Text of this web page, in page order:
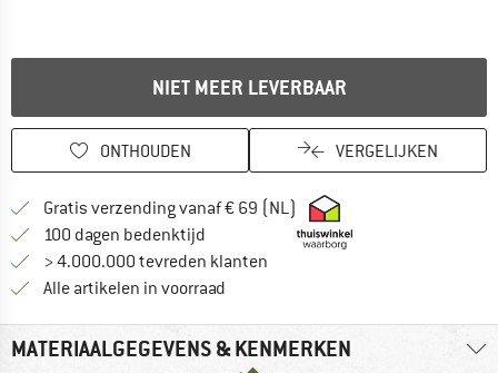
NIET MEER LEVERBAAR
ONTHOUDEN VERGELIJKEN
Gratis verzending vanaf € 69 (NL) Vind hier de
100 dagen bedenktijd Vind de betalingsinformatie hier!
> 4.000.000 tevreden klanten
Alle artikelen in voorraad
MATERIAALGEGEVENS & KENMERKEN